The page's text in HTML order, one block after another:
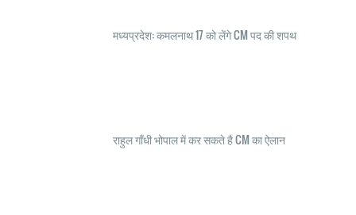
मध्यप्रदेश: कमलनाथ 17 को लेंगे CM पद की शपथ
राहुल गाँधी भोपाल में कर सकते है CM का ऐलान